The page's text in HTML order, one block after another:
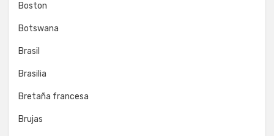
Boston
Botswana
Brasil
Brasilia
Bretaña francesa
Brujas